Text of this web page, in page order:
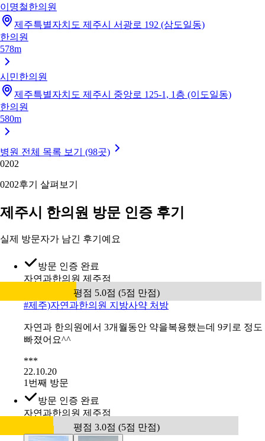
이명철한의원
제주특별자치도 제주시 서광로 192 (삼도일동)
한의원
578m
시민한의원
제주특별자치도 제주시 중앙로 125-1, 1층 (이도일동)
한의원
580m
병원 전체 목록 보기 (98곳)
0202
0202후기 살펴보기
제주시 한의원 방문 인증 후기
실제 방문자가 남긴 후기예요
방문 인증 완료
자연과한의원 제주점
평점 5.0점 (5점 만점)
#제주)자연과한의원 지방사약 처방
자연과 한의원에서 3개월동안 약을복용했는데 9키로 정도
빠졌어요^^
***
22.10.20
1번째 방문
방문 인증 완료
자연과한의원 제주점
평점 3.0점 (5점 만점)